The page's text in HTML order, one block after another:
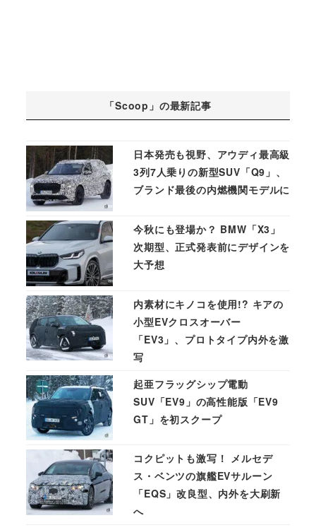
「Scoop」の最新記事
日本発売も視野、アウディ最高級
3列7人乗りの新型SUV「Q9」、
ブランド最後の内燃機関モデルに
今秋にも登場か？ BMW「X3」
次期型、正式発表前にデザインを
大予想
内素材にキノコを使用!? キアの
小型EVクロスオーバー
「EV3」、プロトタイプ内外を激
写
起亜フラッグシップ電動
SUV「EV9」の高性能版「EV9
GT」を初スクープ
コクピットも激写！ メルセデ
ス・ベンツの旗艦EVサルーン
「EQS」改良型、内外を大刷新
へ